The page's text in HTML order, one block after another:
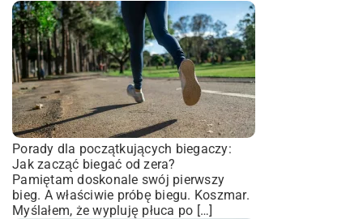
Porady dla początkujących biegaczy:
Jak zacząć biegać od zera?
Pamiętam doskonale swój pierwszy
bieg. A właściwie próbę biegu. Koszmar.
Myślałem, że wypluję płuca po […]